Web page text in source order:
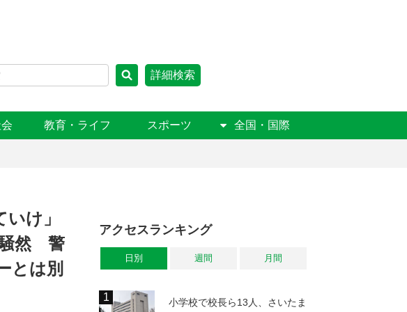
詳細検索
教育・ライフ スポーツ 全国・国際
け」
騒然 警
とは別
アクセスランキング
日別 週間 月間
小学校で校長ら13人、さいたま